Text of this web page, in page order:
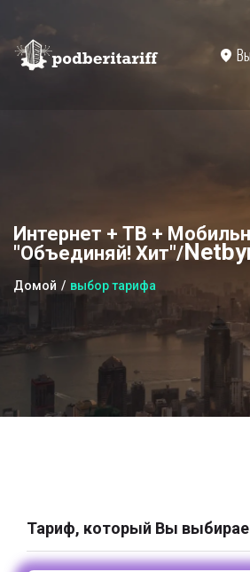
Интернет + ТВ +
"Объединяй! Хит"/
Домой выбор тарифа
Тариф, который Вы